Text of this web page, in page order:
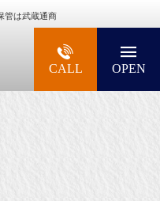
管は武蔵通商
術品・高級楽器の梱包・輸送
CALL OPEN